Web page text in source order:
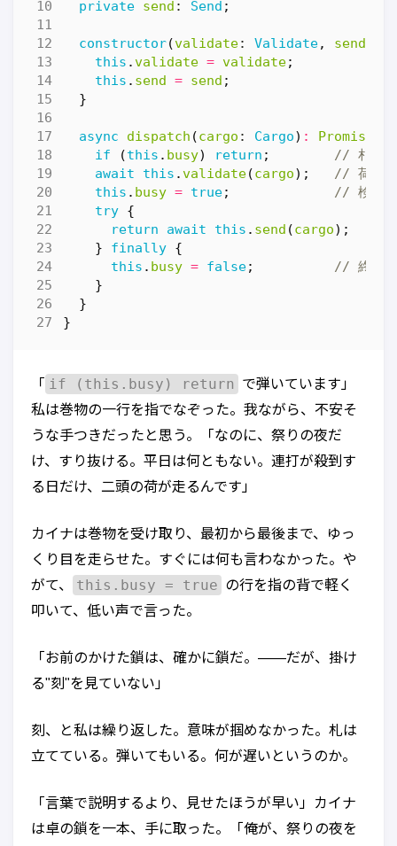
private send : Send ;
constructor(validate: Validate, send
this .validate = validate;
this . send = send ;
}
async dispatch (cargo : Cargo) : Promise
if
(this . busy) return ;
await
this .validate(cargo);
this . busy = true;
try {
return
await this . send (cargo);
}
finally {
this . busy = false;
}
}
}
「 if (this.busy) return
で弾いています」
私は巻物の一行を指でなぞった。我ながら、不安そ
うな手つきだったと思う。「なのに、祭りの夜だ
け、すり抜ける。平日は何ともない。連打が殺到す
る日だけ、二頭の荷が走るんです」
カイナは巻物を受け取り、最初から最後まで、ゆっ
くり目を走らせた。すぐには何も言わなかった。や
がて、
this.busy = true の行を指の背で軽く
叩いて、低い声で言った。
「お前のかけた鎖は、確かに鎖だ。——だが、掛け
る"刻"を見ていない」
刻、と私は繰り返した。意味が掴めなかった。札は
立てている。弾いてもいる。何が遅いというのか。
「言葉で説明するより、見せたほうが早い」カイナ
は卓の鎖を一本、手に取った。「俺が、祭りの夜を